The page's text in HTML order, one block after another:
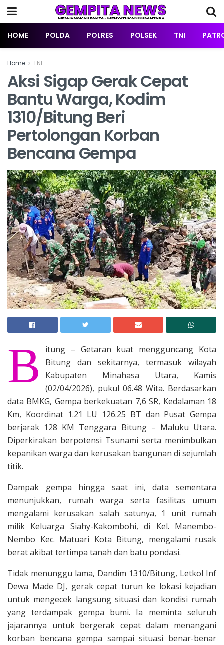
HOME POLDA POLRES POLSEK TNI
Home TNI
Aksi Sigap Gerak Cepat
Bantu Warga, Kodim
1310/Bitung Beri
Pertolongan Korban
Bencana Gempa
B
itung – Getaran kuat mengguncang Kota
Bitung dan sekitarnya, termasuk wilayah
Kabupaten Minahasa Utara, Kamis
(02/04/2026), pukul 06.48 Wita. Berdasarkan
data BMKG, Gempa berkekuatan 7,6 SR, Kedalaman 18
Km, Koordinat 1.21 LU 126.25 BT dan Pusat Gempa
berjarak 128 KM Tenggara Bitung – Maluku Utara.
Diperkirakan berpotensi Tsunami serta menimbulkan
kepanikan warga dan kerusakan bangunan di sejumlah
titik.
Dampak gempa hingga saat ini, data sementara
menunjukkan, rumah warga serta fasilitas umum
mengalami kerusakan salah satunya, 1 unit rumah
milik Keluarga Siahy-Kakombohi, di Kel. Manembo-
Nembo Kec. Matuari Kota Bitung, mengalami rusak
berat akibat tertimpa tanah dan batu pondasi.
Tidak menunggu lama, Dandim 1310/Bitung, Letkol Inf
Dewa Made DJ, gerak cepat turun ke lokasi kejadian
untuk mengecek langsung situasi dan kondisi rumah
yang terdampak gempa bumi. Ia meminta seluruh
jajarannya untuk bergerak cepat dalam menangani
korban bencana gempa sampai situasi benar-benar